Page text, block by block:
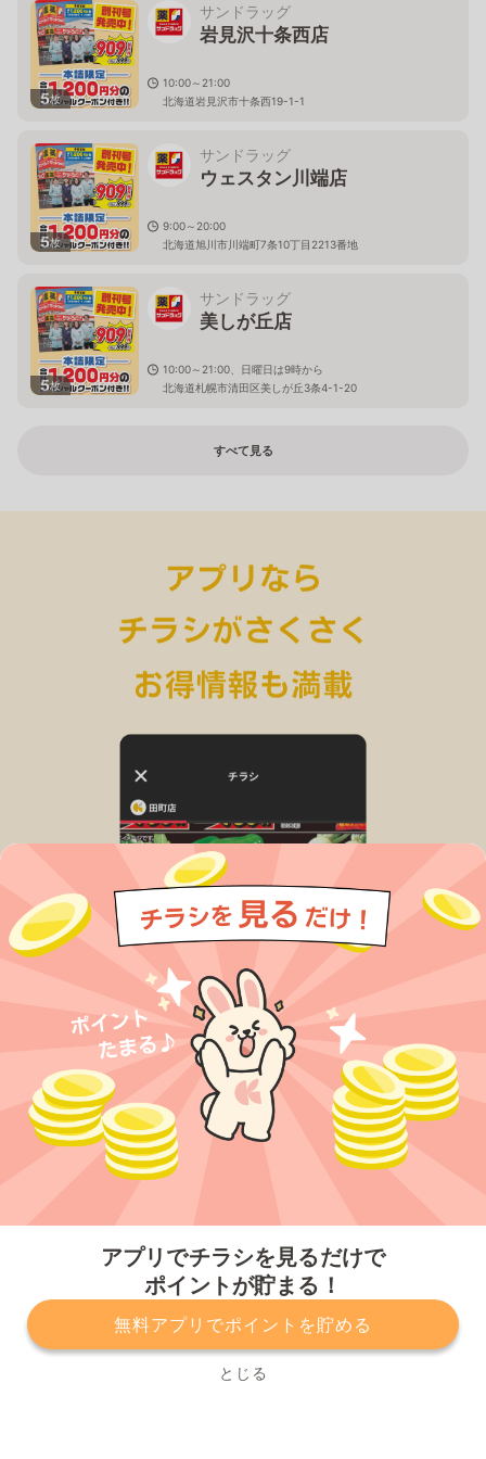
アプリでチラシを見るだけで
ポイントが貯まる！
無料アプリでポイントを貯める
とじる
5枚
サンドラッグ
岩見沢十条西店
10:00～21:00
北海道岩見沢市十条西19-1-1
5枚
サンドラッグ
ウェスタン川端店
9:00～20:00
北海道旭川市川端町7条10丁目2213番地
5枚
サンドラッグ
美しが丘店
10:00～21:00、日曜日は9時から
北海道札幌市清田区美しが丘3条4-1-20
すべて見る
プライバシーポリシー 利用規約
運営会社
サービスに関してのお問い合わせ